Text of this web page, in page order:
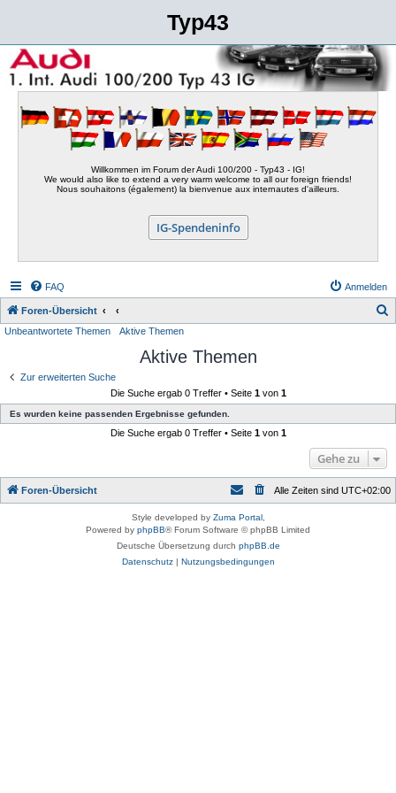
Typ43
Willkommen im Forum der Audi 100/200 - Typ43 - IG!
We would also like to extend a very warm welcome to all our foreign friends!
Nous souhaitons (également) la bienvenue aux internautes d'ailleurs.
IG-Spendeninfo
FAQ Anmelden
Foren-Übersicht
Unbeantwortete Themen Aktive Themen
Aktive Themen
Zur erweiterten Suche
Die Suche ergab 0 Treffer • Seite 1von 1
Es wurden keine passenden Ergebnisse gefunden.
Die Suche ergab 0 Treffer • Seite 1von 1
Gehe zu
Foren-Übersicht Alle Zeiten sind UTC+02:00
Style developed by Zuma Portal ,
Powered by phpBB® Forum Software © phpBB Limited
Deutsche Übersetzung durch phpBB.de
Datenschutz| Nutzungsbedingungen